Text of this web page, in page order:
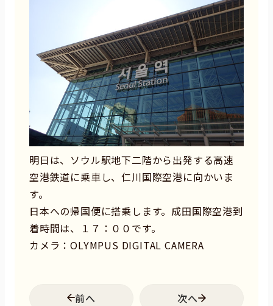
明日は、ソウル駅地下二階から出発する高速
空港鉄道に乗車し、仁川国際空港に向かいま
す。
日本への帰国便に搭乗します。成田国際空港到
着時間は、１７：００です。
カメラ：OLYMPUS DIGITAL CAMERA
前へ 次へ